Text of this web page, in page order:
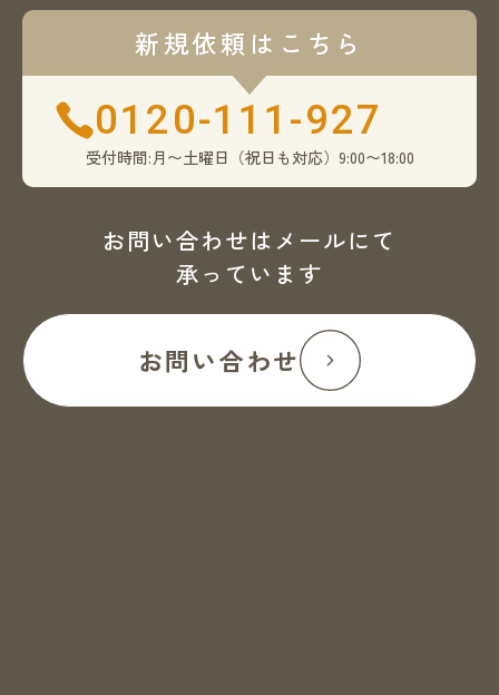
新規依頼はこちら
0120-111-927
受付時間:月〜土曜日（祝日も対応）9:00〜18:00
お問い合わせはメールにて
承っています
お問い合わせ